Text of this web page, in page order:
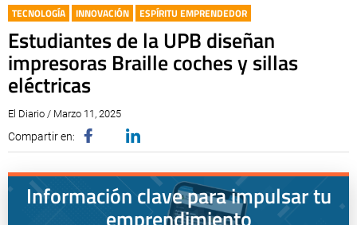
TECNOLOGÍA INNOVACIÓN ESPÍRITU EMPRENDEDOR
Estudiantes de la UPB diseñan
impresoras Braille coches y sillas
eléctricas
El Diario / Marzo 11, 2025
Compartir en:
Información clave para impulsar tu